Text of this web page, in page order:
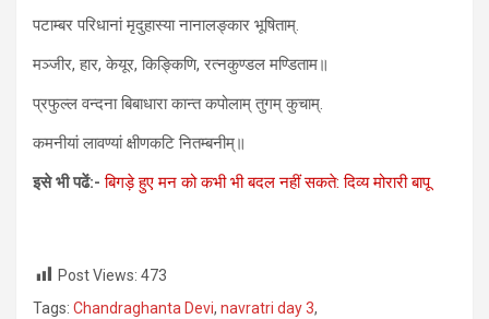
पटाम्बर परिधानां मृदुहास्या नानालङ्कार भूषिताम्.
मञ्जीर, हार, केयूर, किङ्किणि, रत्नकुण्डल मण्डिताम॥
प्रफुल्ल वन्दना बिबाधारा कान्त कपोलाम् तुगम् कुचाम्.
कमनीयां लावण्यां क्षीणकटि नितम्बनीम्॥
इसे भी पढें:-बिगड़े हुए मन को कभी भी बदल नहीं सकते: दिव्‍य मोरारी बापू
Post Views: 473
Tags: Chandraghanta Devi, navratri day 3,